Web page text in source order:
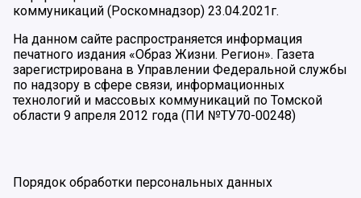
коммуникаций (Роскомнадзор) 23.04.2021г.
На данном сайте распространяется информация
печатного издания «Образ Жизни. Регион». Газета
зарегистрирована в Управлении Федеральной службы
по надзору в сфере связи, информационных
технологий и массовых коммуникаций по Томской
области 9 апреля 2012 года (ПИ №ТУ70-00248)
Порядок обработки персональных данных